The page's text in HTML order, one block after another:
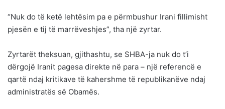
“Nuk do të ketë lehtësim pa e përmbushur Irani fillimisht
pjesën e tij të marrëveshjes”, tha një zyrtar.
Zyrtarët theksuan, gjithashtu, se SHBA-ja nuk do t’i
dërgojë Iranit pagesa direkte në para – një referencë e
qartë ndaj kritikave të kahershme të republikanëve ndaj
administratës së Obamës.